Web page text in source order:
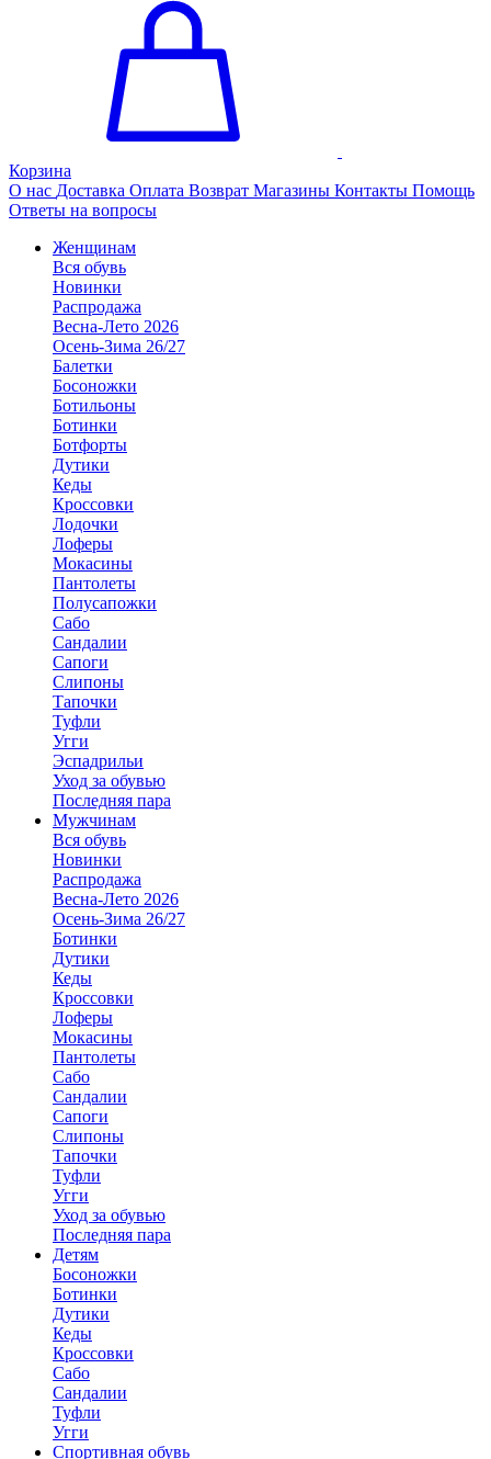
Корзина
О нас Доставка Оплата Возврат Магазины Контакты Помощь
Ответы на вопросы
Женщинам
Вся обувь
Новинки
Распродажа
Весна-Лето 2026
Осень-Зима 26/27
Балетки
Босоножки
Ботильоны
Ботинки
Ботфорты
Дутики
Кеды
Кроссовки
Лодочки
Лоферы
Мокасины
Пантолеты
Полусапожки
Сабо
Сандалии
Сапоги
Слипоны
Тапочки
Туфли
Угги
Эспадрильи
Уход за обувью
Последняя пара
Мужчинам
Вся обувь
Новинки
Распродажа
Весна-Лето 2026
Осень-Зима 26/27
Ботинки
Дутики
Кеды
Кроссовки
Лоферы
Мокасины
Пантолеты
Сабо
Сандалии
Сапоги
Слипоны
Тапочки
Туфли
Угги
Уход за обувью
Последняя пара
Детям
Босоножки
Ботинки
Дутики
Кеды
Кроссовки
Сабо
Сандалии
Туфли
Угги
Спортивная обувь